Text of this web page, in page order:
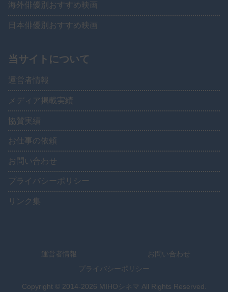
海外俳優別おすすめ映画
日本俳優別おすすめ映画
当サイトについて
運営者情報
メディア掲載実績
協賛実績
お仕事の依頼
お問い合わせ
プライバシーポリシー
リンク集
運営者情報
お問い合わせ
プライバシーポリシー
Copyright © 2014-2026 MIHOシネマ All Rights Reserved.